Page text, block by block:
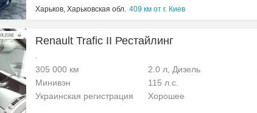
Харьков, Харьковская обл. 409 км от г. Киев
Renault Trafic II Рестайлинг
.
305 000 км 2.0 л, Дизель
Минивэн
115 л.с.
Украинская регистрация
Хорошее